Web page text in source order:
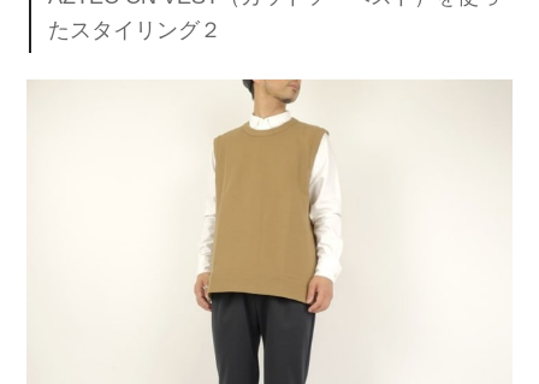
たスタイリング２